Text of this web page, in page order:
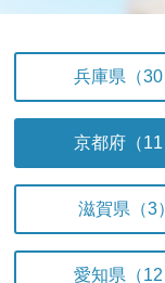
兵庫県（30
京都府（11
滋賀県（3）
愛知県（12